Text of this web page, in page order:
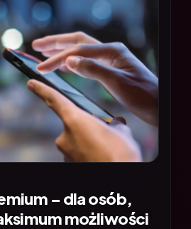
– dla osób,
możliwości